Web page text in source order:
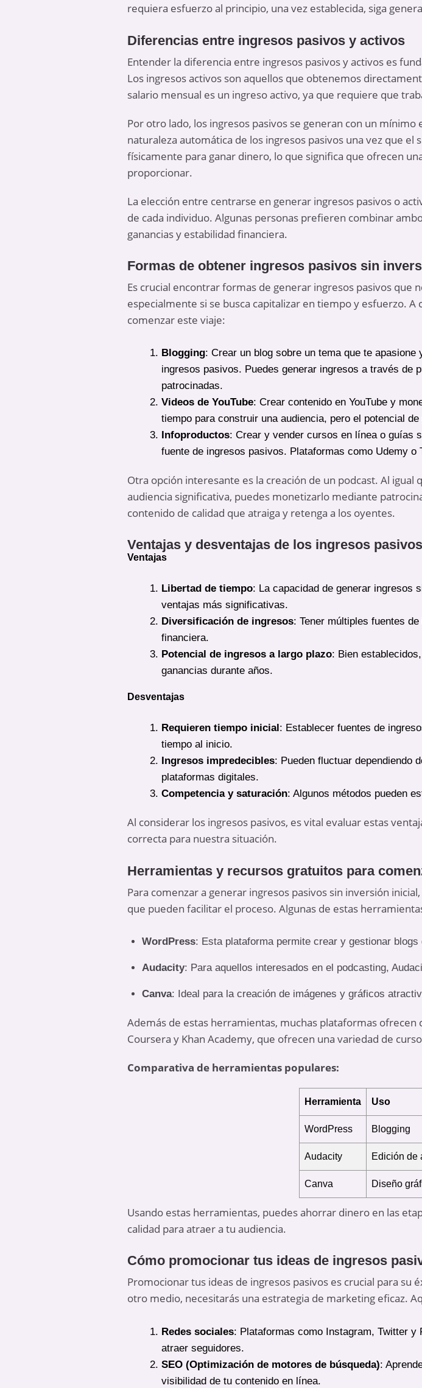
requiera esfuerzo al principio, una vez establecida, siga
Diferencias entre ingresos pasivos y activos
Entender la diferencia entre ingresos pasivos y activos es
Los ingresos activos son aquellos que obtenemos
salario mensual es un ingreso activo, ya que requiere que
Por otro lado, los ingresos pasivos se generan con un
naturaleza automática de los ingresos pasivos una vez que
físicamente para ganar dinero, lo que significa que ofrecen
proporcionar.
La elección entre centrarse en generar ingresos pasivos o
de cada individuo. Algunas personas prefieren combinar
ganancias y estabilidad financiera.
Formas de obtener ingresos pasivos sin
Es crucial encontrar formas de generar ingresos pasivos que
especialmente si se busca capitalizar en tiempo y esfuerzo.
comenzar este viaje:
Blogging: Crear un blog sobre un tema que te
ingresos pasivos. Puedes generar ingresos a través de
patrocinadas.
Videos de YouTube: Crear contenido en YouTube y
tiempo para construir una audiencia, pero el potencial
Infoproductos: Crear y vender cursos en línea o guías
fuente de ingresos pasivos. Plataformas como Udemy
Otra opción interesante es la creación de un podcast. Al igual
audiencia significativa, puedes monetizarlo mediante
contenido de calidad que atraiga y retenga a los oyentes.
Ventajas y desventajas de los ingresos pasivos
Ventajas
Libertad de tiempo: La capacidad de generar ingresos
ventajas más significativas.
Diversificación de ingresos: Tener múltiples fuentes
financiera.
Potencial de ingresos a largo plazo: Bien
ganancias durante años.
Desventajas
Requieren tiempo inicial : Establecer fuentes de
tiempo al inicio.
Ingresos impredecibles: Pueden fluctuar dependiendo
plataformas digitales.
Competencia y saturación: Algunos métodos pueden
Al considerar los ingresos pasivos, es vital evaluar estas
correcta para nuestra situación.
Herramientas y recursos gratuitos para
Para comenzar a generar ingresos pasivos sin inversión
que pueden facilitar el proceso. Algunas de estas
WordPress: Esta plataforma permite crear y gestionar
Audacity: Para aquellos interesados en el podcasting,
Canva: Ideal para la creación de imágenes y gráficos
Además de estas herramientas, muchas plataformas
Coursera y Khan Academy, que ofrecen una variedad de
Comparativa de herramientas populares:
Herramienta Uso
WordPress Blogging
Audacity Edición de
Canva Diseño
Usando estas herramientas, puedes ahorrar dinero en las
calidad para atraer a tu audiencia.
Cómo promocionar tus ideas de ingresos
Promocionar tus ideas de ingresos pasivos es crucial para su
otro medio, necesitarás una estrategia de marketing eficaz.
Redes sociales: Plataformas como Instagram, Twitter
atraer seguidores.
SEO (Optimización de motores de búsqueda):
visibilidad de tu contenido en línea.